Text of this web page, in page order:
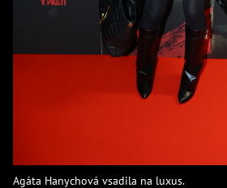
Agáta Hanychová vsadila na luxus.